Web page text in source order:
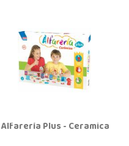
Alfarería Plus - Ceramica